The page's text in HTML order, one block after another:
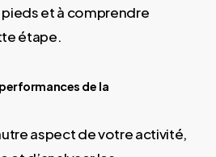
et à comprendre
étape.
de la
aspect de votre activité,